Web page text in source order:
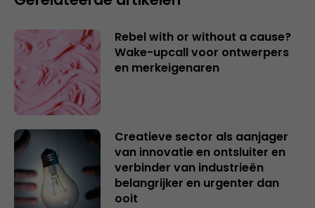
Rebel with or without a cause?
Wake-upcall voor ontwerpers
en merkeigenaren
Creatieve sector als aanjager
van innovatie en ontsluiter en
verbinder van industrieën
belangrijker en urgenter dan
ooit